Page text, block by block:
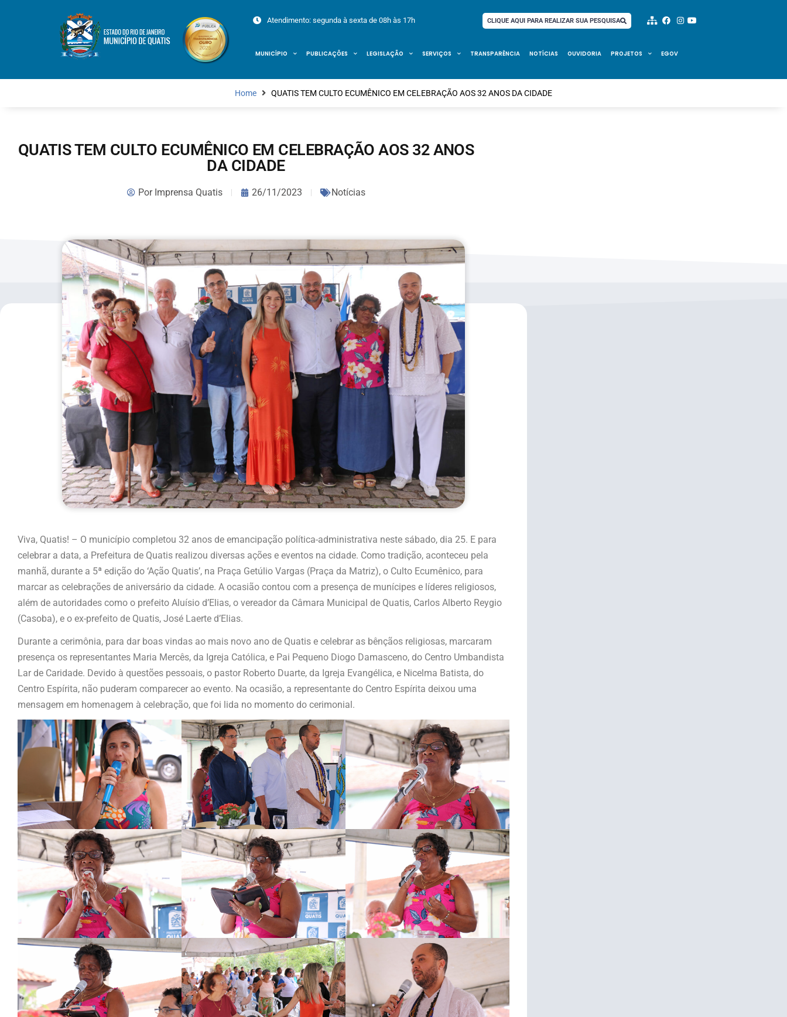
Atendimento: segunda à sexta de 08h às 17h CLIQUE AQUI PARA REALIZAR SUA PESQUISA
MUNICÍPIO PUBLICAÇÕES LEGISLAÇÃO SERVIÇOS TRANSPARÊNCIA NOTÍCIAS OUVIDORIA PROJETOS EGOV
Home QUATIS TEM CULTO ECUMÊNICO EM CELEBRAÇÃO AOS 32 ANOS DA CIDADE
QUATIS TEM CULTO ECUMÊNICO EM CELEBRAÇÃO AOS 32 ANOS
DA CIDADE
PorImprensa Quatis 26/11/2023 Notícias
Viva, Quatis! – O município completou 32 anos de emancipação política-administrativa neste sábado, dia 25. E para
celebrar a data, a Prefeitura de Quatis realizou diversas ações e eventos na cidade. Como tradição, aconteceu pela
manhã, durante a 5ª edição do ‘Ação Quatis’, na Praça Getúlio Vargas (Praça da Matriz), o Culto Ecumênico, para
marcar as celebrações de aniversário da cidade. A ocasião contou com a presença de munícipes e líderes religiosos,
além de autoridades como o prefeito Aluísio d’Elias, o vereador da Câmara Municipal de Quatis, Carlos Alberto Reygio
(Casoba), e o ex-prefeito de Quatis, José Laerte d’Elias.
Durante a cerimônia, para dar boas vindas ao mais novo ano de Quatis e celebrar as bênçãos religiosas, marcaram
presença os representantes Maria Mercês, da Igreja Católica, e Pai Pequeno Diogo Damasceno, do Centro Umbandista
Lar de Caridade. Devido à questões pessoais, o pastor Roberto Duarte, da Igreja Evangélica, e Nicelma Batista, do
Centro Espírita, não puderam comparecer ao evento. Na ocasião, a representante do Centro Espírita deixou uma
mensagem em homenagem à celebração, que foi lida no momento do cerimonial.